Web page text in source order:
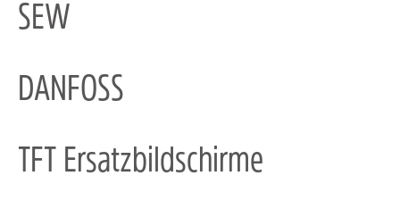
SEW
DANFOSS
TFT Ersatzbildschirme